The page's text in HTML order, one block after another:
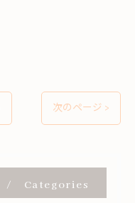
次のページ >
Categories